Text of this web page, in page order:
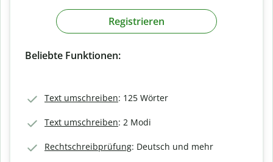
Registrieren
Beliebte Funktionen:
Text umschreiben: 125 Wörter
Text umschreiben: 2 Modi
Rechtschreibprüfung: Deutsch und mehr